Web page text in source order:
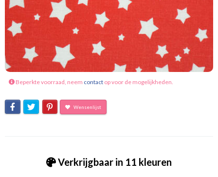
Beperkte voorraad, neem contact op voor de mogelijkheden.
Wensenlijst
Verkrijgbaar in 11 kleuren